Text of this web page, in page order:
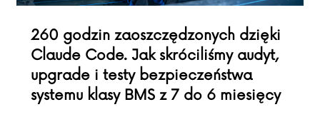
260 godzin zaoszczędzonych dzięki
Claude Code. Jak skróciliśmy audyt,
upgrade i testy bezpieczeństwa
systemu klasy BMS z 7 do 6 miesięcy